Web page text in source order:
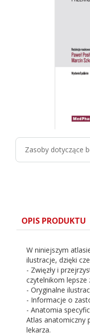
Zasoby dotyczące
OPIS PRODUKTU
W niniejszym
ilustracje, dzięki
- Zwięzły i
czytelnikom
- Oryginalne
- Informacje o
- Anatomia
Atlas anatomiczny
lekarza.
Tytuł:
ISBN: